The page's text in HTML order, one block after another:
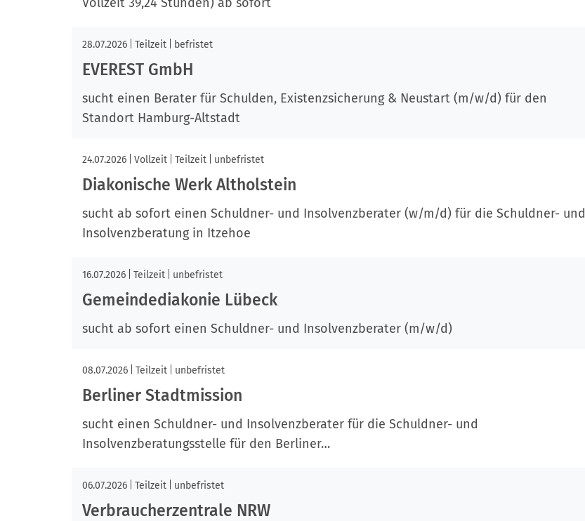
EVEREST GmbH
sucht einen Berater für Schulden, Existenzsicherung & Neustart (m/w/d) für den
Standort Hamburg-Altstadt
28.07.2026 Teilzeit befristet
Diakonische Werk Altholstein
sucht ab sofort einen Schuldner- und Insolvenzberater (w/m/d) für die Schuldner- und
Insolvenzberatung in Itzehoe
24.07.2026 Vollzeit Teilzeit unbefristet
Gemeindediakonie Lübeck
sucht ab sofort einen Schuldner- und Insolvenzberater (m/w/d)
16.07.2026 Teilzeit unbefristet
Berliner Stadtmission
sucht einen Schuldner- und Insolvenzberater für die Schuldner- und
Insolvenzberatungsstelle für den Berliner…
08.07.2026 Teilzeit unbefristet
Verbraucherzentrale NRW
06.07.2026 Teilzeit unbefristet